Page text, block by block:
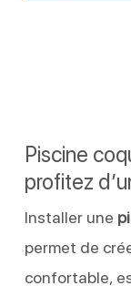
Piscine
profitez
Installer une
permet de
confortable,